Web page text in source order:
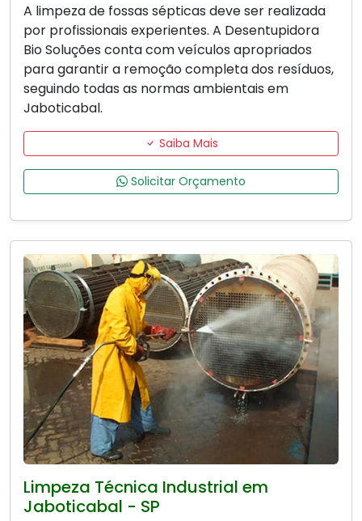
A limpeza de fossas sépticas deve ser realizada
por profissionais experientes. A Desentupidora
Bio Soluções conta com veículos apropriados
para garantir a remoção completa dos resíduos,
seguindo todas as normas ambientais em
Jaboticabal.
Saiba Mais
Solicitar Orçamento
Limpeza Técnica Industrial em
Jaboticabal - SP